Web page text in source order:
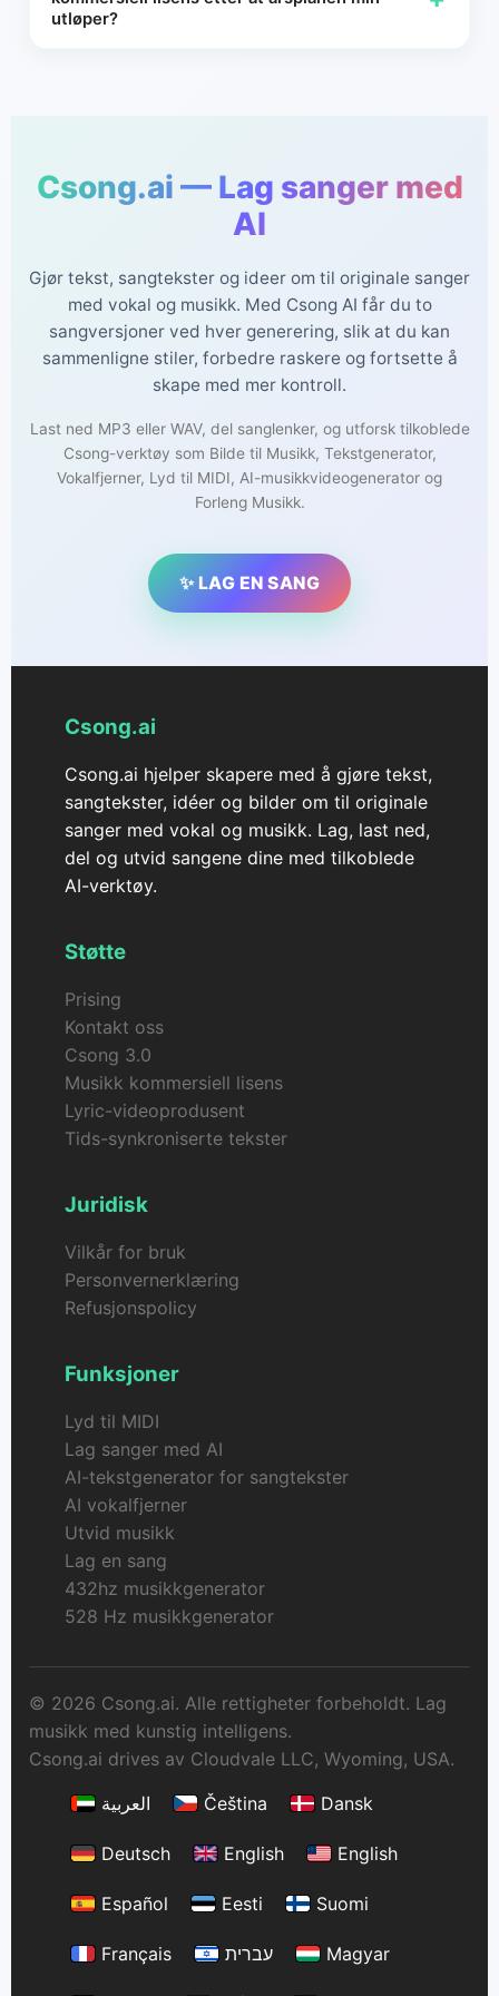
utløper?
Csong.ai — Lag sanger med
AI
Gjør tekst, sangtekster og ideer om til originale sanger
med vokal og musikk. Med Csong AI får du to
sangversjoner ved hver generering, slik at du kan
sammenligne stiler, forbedre raskere og fortsette å
skape med mer kontroll.
Last ned MP3 eller WAV, del sanglenker, og utforsk tilkoblede
Csong-verktøy som Bilde til Musikk, Tekstgenerator,
Vokalfjerner, Lyd til MIDI, AI-musikkvideogenerator og
Forleng Musikk.
✨ LAG EN SANG
Csong.ai
Csong.ai hjelper skapere med å gjøre tekst,
sangtekster, idéer og bilder om til originale
sanger med vokal og musikk. Lag, last ned,
del og utvid sangene dine med tilkoblede
AI-verktøy.
Støtte
Prising
Kontakt oss
Csong 3.0
Musikk kommersiell lisens
Lyric-videoprodusent
Tids-synkroniserte tekster
Juridisk
Vilkår for bruk
Personvernerklæring
Refusjonspolicy
Funksjoner
Lyd til MIDI
Lag sanger med AI
AI-tekstgenerator for sangtekster
AI vokalfjerner
Utvid musikk
Lag en sang
432hz musikkgenerator
528 Hz musikkgenerator
© 2026 Csong.ai. Alle rettigheter forbeholdt. Lag
musikk med kunstig intelligens.
Csong.ai drives av Cloudvale LLC, Wyoming, USA.
العربية
Čeština Dansk
Deutsch English English
Español Eesti Suomi
Français עברית Magyar